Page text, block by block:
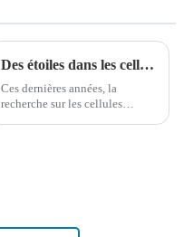
Des étoiles dans les cellules souches ! Recherche clinique et application des cellules souches mésenchymateuses du cordon ombilical
Ces dernières années, la
recherche sur les cellules